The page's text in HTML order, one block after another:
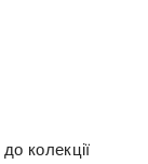
до колекції